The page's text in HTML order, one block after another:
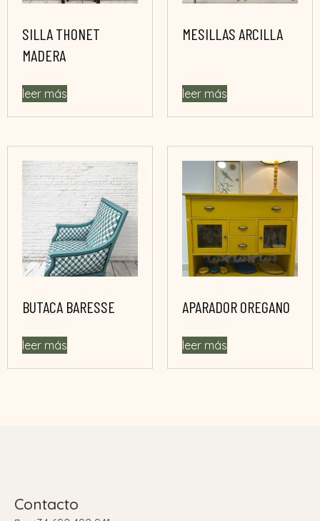
SILLA THONET
MADERA
leer más
MESILLAS ARCILLA
leer más
BUTACA BARESSE
leer más
APARADOR OREGANO
leer más
Contacto